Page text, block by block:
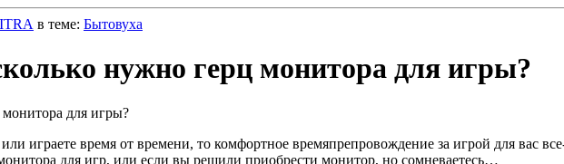
в теме: Бытовуха
нужно герц монитора для игры?
играете время от времени, то комфортное времяпрепровождение за игрой для вас
для игр, или если вы решили приобрести монитор, но сомневаетесь…